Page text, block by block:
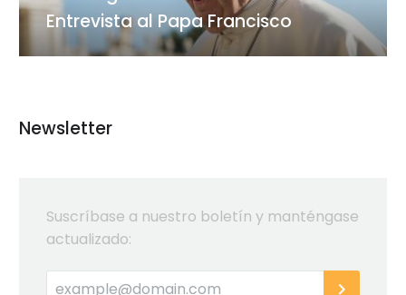
Entrevista al Papa Francisco
Newsletter
Suscríbase a nuestro boletín y manténgase
actualizado: